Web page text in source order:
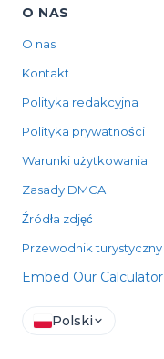
O NAS
O nas
Kontakt
Polityka redakcyjna
Polityka prywatności
Warunki użytkowania
Zasady DMCA
Źródła zdjęć
Przewodnik turystyczny
Embed Our Calculator
Polski